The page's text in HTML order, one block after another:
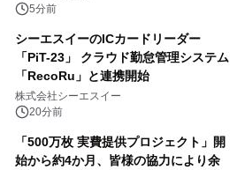
5分前
シーエスイーのICカードリーダー
「PiT-23」 クラウド勤怠管理システム
「RecoRu」と連携開始
株式会社シーエスイー
20分前
「500万枚 実費提供プロジェクト」開
始から約4か月、皆様の協力により余